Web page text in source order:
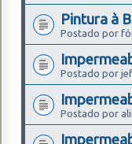
Pintura à
Postado por
Postado por
Postado por